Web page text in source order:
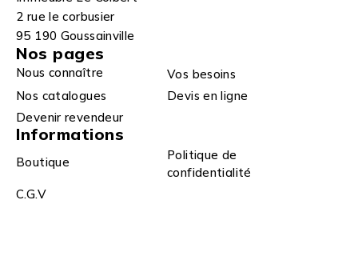
2 rue le corbusier
95 190 Goussainville
Nos pages
Nous connaître
Vos besoins
Nos catalogues
Devis en ligne
Devenir revendeur
Informations
Boutique
Politique de
confidentialité
C.G.V